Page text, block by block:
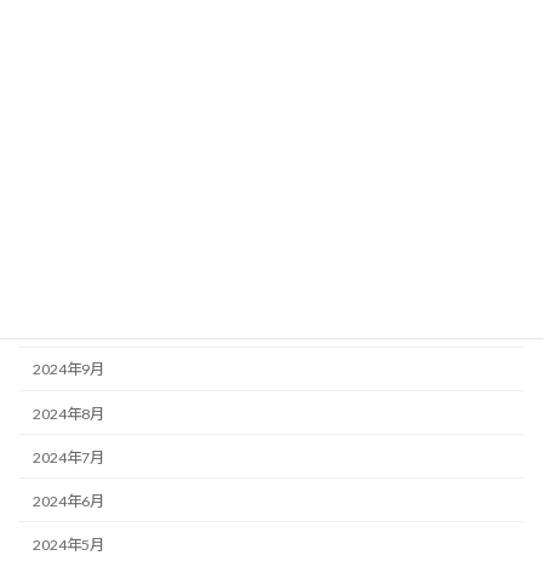
2024年9月
2024年8月
2024年7月
2024年6月
2024年5月